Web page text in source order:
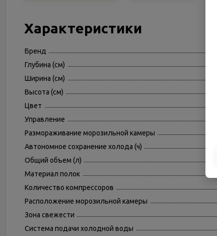
Характеристики
Бренд
Глубина (см)
Ширина (см)
Высота (см)
Цвет
Управление
Размораживание морозильной камеры
Автономное сохранение холода (ч)
Общий объем (л)
Материал полок
Количество компрессоров
Расположение морозильной камеры
Зона свежести
Система подачи холодной воды